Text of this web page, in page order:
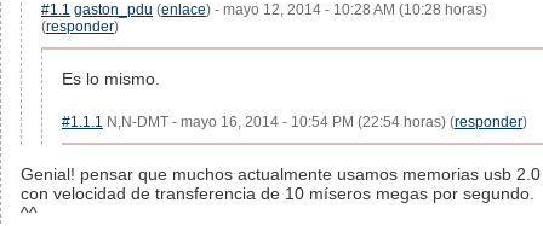
#1.1 gaston_pdu (enlace) - mayo 12, 2014 - 10:28 AM (10:28 horas)
(responder)
Es lo mismo.
#1.1.1 N,N-DMT - mayo 16, 2014 - 10:54 PM (22:54 horas) (responder)
Genial! pensar que muchos actualmente usamos memorias usb 2.0
con velocidad de transferencia de 10 míseros megas por segundo.
^^